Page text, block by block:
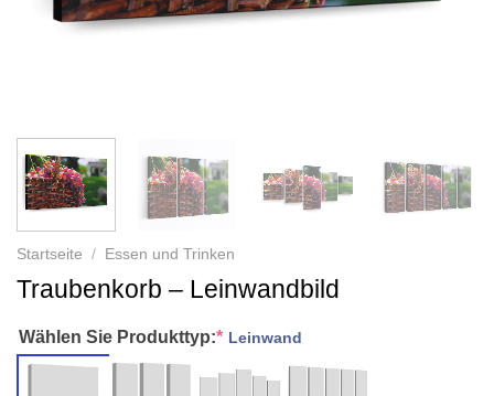
Startseite / Essen und Trinken
Traubenkorb – Leinwandbild
Wählen Sie Produkttyp:* Leinwand